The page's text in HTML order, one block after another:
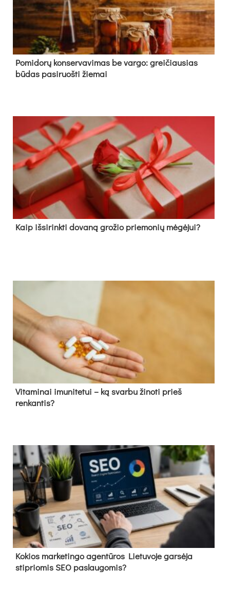
Pomidorų konservavimas be vargo: greičiausias
būdas pasiruošti žiemai
Kaip išsirinkti dovaną grožio priemonių mėgėjui?
Vitaminai imunitetui – ką svarbu žinoti prieš
renkantis?
Kokios marketingo agentūros Lietuvoje garsėja
stipriomis SEO paslaugomis?